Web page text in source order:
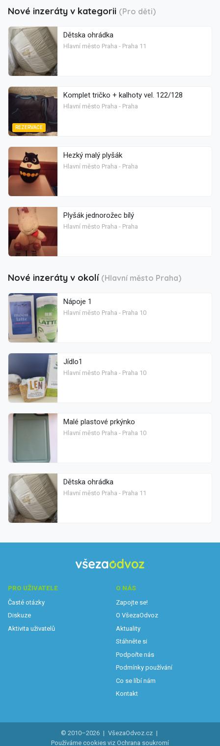
Nové inzeráty v kategorii (Pro děti)
Dětska ohrádka
Hlavní město Praha - Praha 11
REZERVACE
Komplet tričko + kalhoty vel. 122/128
Hlavní město Praha - Praha
Hezký malý plyšák
Hlavní město Praha - Praha
Plyšák jednorožec bílý
Hlavní město Praha - Praha
Nové inzeráty v okolí (Hlavní město Praha)
Nápoje 1
Hlavní město Praha - Praha 10
Jídlo1
Hlavní město Praha - Praha 10
Malé plastové prkýnko
Hlavní město Praha - Praha 10
Dětska ohrádka
Hlavní město Praha - Praha 11
PRO UŽIVATELE
Časté otázky
Diskuze
Aktivita uživatelů
O NÁS
Zapojte se!
O VšezaOdvoz
Aktuality
Stáhněte si
Podpořte nás
Podmínky používání
Co se líbí nám
Kontakt
© 2010–2026 | VšezaOdvoz.cz |
Používáme cookies viz Ochrana soukromí